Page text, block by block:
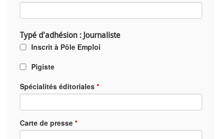
Typé d'adhésion : Journaliste
Inscrit à Pôle Emploi
Pigiste
Spécialités éditoriales *
Carte de presse *